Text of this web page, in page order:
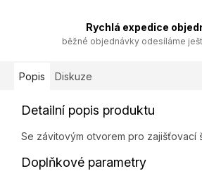
Rychlá expedice
běžné objednávky odesíláme
Popis Diskuze
Detailní popis produktu
Se závitovým otvorem pro zajišťovací
Doplňkové parametry